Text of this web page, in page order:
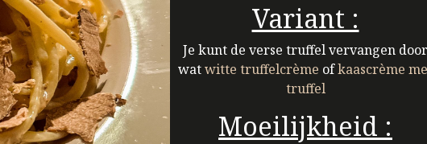
Variant :
Je kunt de verse truffel vervangen door
watwitte truffelcrème ofkaascrème
truffel
Moeilijkheid :